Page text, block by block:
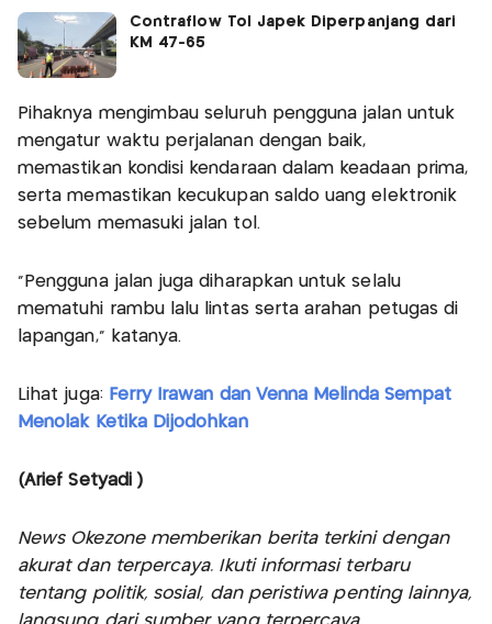
Contraflow Tol Japek Diperpanjang dari
KM 47-65
Pihaknya mengimbau seluruh pengguna jalan untuk
mengatur waktu perjalanan dengan baik,
memastikan kondisi kendaraan dalam keadaan prima,
serta memastikan kecukupan saldo uang elektronik
sebelum memasuki jalan tol.
“Pengguna jalan juga diharapkan untuk selalu
mematuhi rambu lalu lintas serta arahan petugas di
lapangan,” katanya.
Lihat juga: Ferry Irawan dan Venna Melinda Sempat
Menolak Ketika Dijodohkan
(Arief Setyadi )
News Okezone memberikan berita terkini dengan
akurat dan terpercaya. Ikuti informasi terbaru
tentang politik, sosial, dan peristiwa penting lainnya,